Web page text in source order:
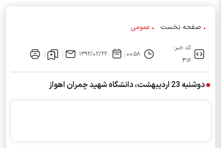
صفحه نخست عمومی
کد خبر:
۴۱۶
۰۰:۵۸ ۱۳۹۲/۰۲/۲۲
دوشنبه 23 اردیبهشت، دانشگاه شهید چمران اهواز